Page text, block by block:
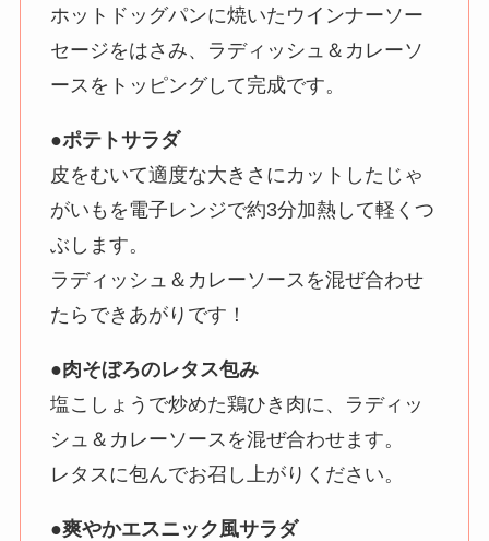
ホットドッグパンに焼いたウインナーソー
セージをはさみ、ラディッシュ＆カレーソ
ースをトッピングして完成です。
●ポテトサラダ
皮をむいて適度な大きさにカットしたじゃ
がいもを電子レンジで約3分加熱して軽くつ
ぶします。
ラディッシュ＆カレーソースを混ぜ合わせ
たらできあがりです！
●肉そぼろのレタス包み
塩こしょうで炒めた鶏ひき肉に、ラディッ
シュ＆カレーソースを混ぜ合わせます。
レタスに包んでお召し上がりください。
●爽やかエスニック風サラダ